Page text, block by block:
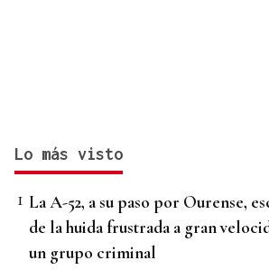
Lo más visto
La A-52, a su paso por Ourense,
de la huida frustrada a gran
un grupo criminal